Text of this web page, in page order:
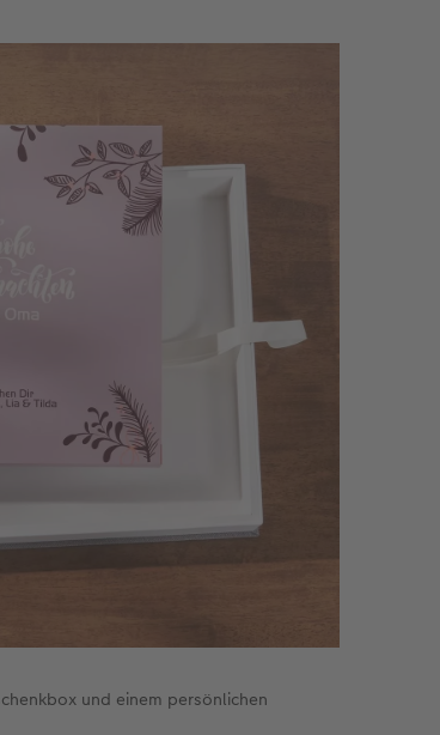
und einem persönlichen